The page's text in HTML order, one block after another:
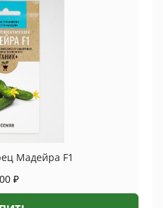
Мадейра F1
₽